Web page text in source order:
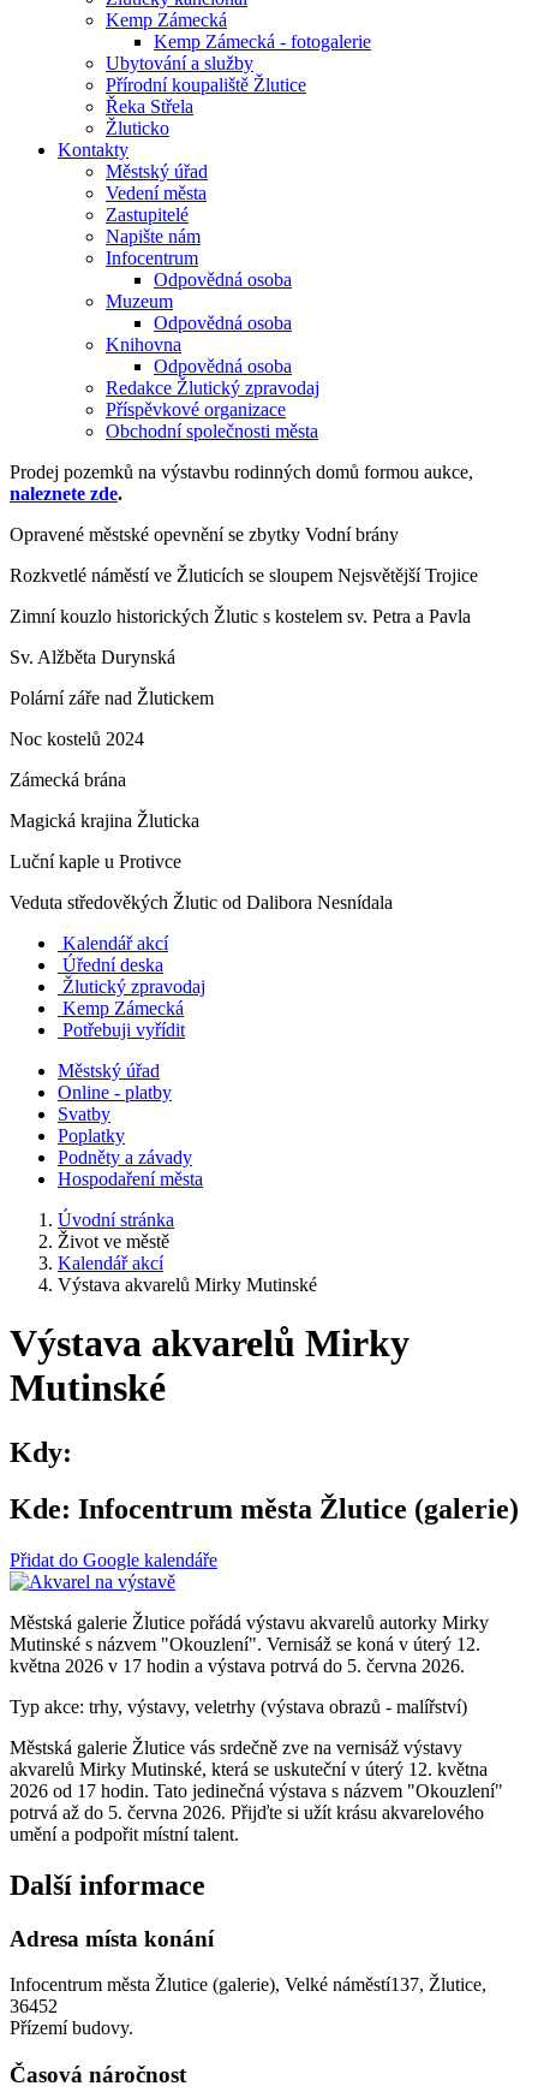
Kemp Zámecká
Kemp Zámecká - fotogalerie
Ubytování a služby
Přírodní koupaliště Žlutice
Řeka Střela
Žluticko
Kontakty
Městský úřad
Vedení města
Zastupitelé
Napište nám
Infocentrum
Odpovědná osoba
Muzeum
Odpovědná osoba
Knihovna
Odpovědná osoba
Redakce Žlutický zpravodaj
Příspěvkové organizace
Obchodní společnosti města
Prodej pozemků na výstavbu rodinných domů formou aukce,
naleznete zde.
Opravené městské opevnění se zbytky Vodní brány
Rozkvetlé náměstí ve Žluticích se sloupem Nejsvětější Trojice
Zimní kouzlo historických Žlutic s kostelem sv. Petra a Pavla
Sv. Alžběta Durynská
Polární záře nad Žlutickem
Noc kostelů 2024
Zámecká brána
Magická krajina Žluticka
Luční kaple u Protivce
Veduta středověkých Žlutic od Dalibora Nesnídala
Kalendář akcí
Úřední deska
Žlutický zpravodaj
Kemp Zámecká
Potřebuji vyřídit
Městský úřad
Online - platby
Svatby
Poplatky
Podněty a závady
Hospodaření města
Úvodní stránka
Život ve městě
Kalendář akcí
Výstava akvarelů Mirky Mutinské
Výstava akvarelů Mirky
Mutinské
Kdy:
Kde: Infocentrum města Žlutice (galerie)
Přidat do Google kalendáře
Městská galerie Žlutice pořádá výstavu akvarelů autorky Mirky
Mutinské s názvem "Okouzlení". Vernisáž se koná v úterý 12.
května 2026 v 17 hodin a výstava potrvá do 5. června 2026.
Typ akce: trhy, výstavy, veletrhy (výstava obrazů - malířství)
Městská galerie Žlutice vás srdečně zve na vernisáž výstavy
akvarelů Mirky Mutinské, která se uskuteční v úterý 12. května
2026 od 17 hodin. Tato jedinečná výstava s názvem "Okouzlení"
potrvá až do 5. června 2026. Přijďte si užít krásu akvarelového
umění a podpořit místní talent.
Další informace
Adresa místa konání
Infocentrum města Žlutice (galerie), Velké náměstí137, Žlutice,
36452
Přízemí budovy.
Časová náročnost